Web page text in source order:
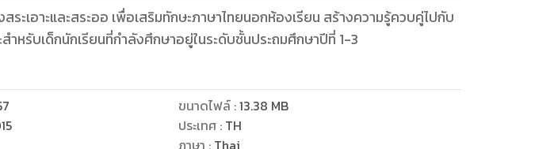
สระเอาะและสระออ เพื่อเสริมทักษะภาษาไทยนอกห้องเรียน สร้างความรู้ควบคู่ไปกับ
สำหรับเด็กนักเรียนที่กำลังศึกษาอยู่ในระดับชั้นประถมศึกษาปีที่ 1-3
ขนาดไฟล์:13.38 MB
ประเทศ : TH